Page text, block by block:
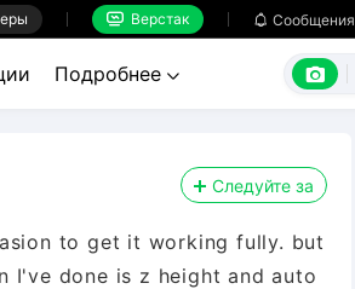
 Верстак  Сообщения
Подробнее  
Следуйте за
to get it working fully. but
I've done is z height and auto